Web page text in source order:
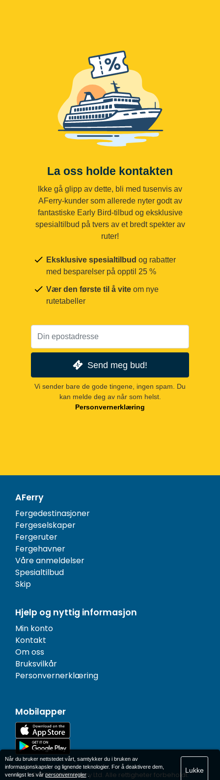
La oss holde kontakten
Ikke gå glipp av dette, bli med tusenvis av
AFerry-kunder som allerede nyter godt av
fantastiske Early Bird-tilbud og eksklusive
spesialtilbud på tvers av et bredt spekter av
ruter!
Eksklusive spesialtilbud og rabatter
med besparelser på opptil 25 %
Vær den første til å vite om nye
rutetabeller
Send meg bud!
Vi sender bare de gode tingene, ingen spam. Du
kan melde deg av når som helst.
Personvernerklæring
AFerry
Fergedestinasjoner
Fergeselskaper
Fergeruter
Fergehavner
Våre anmeldelser
Spesialtilbud
Skip
Hjelp og nyttig informasjon
Min konto
Kontakt
Om oss
Bruksvilkår
Personvernerklæring
Mobilapper
© 1977-2026AFerry Ltd. Alle rettigheter forbeholdt.
Når du bruker nettstedet vårt, samtykker du i bruken av
informasjonskapsler og lignende teknologier. For å deaktivere dem,
vennligst les vårpersonvernregler.
Lukke